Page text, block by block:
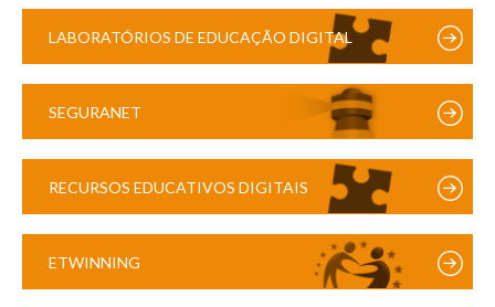
LABORATÓRIOS DE EDUCAÇÃO DIGITAL
SEGURANET
RECURSOS EDUCATIVOS DIGITAIS
ETWINNING